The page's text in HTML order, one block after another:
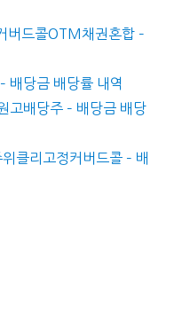
버드콜OTM채권혼합 –
배당금 배당률 내역
고배당주 – 배당금 배당
클리고정커버드콜 – 배